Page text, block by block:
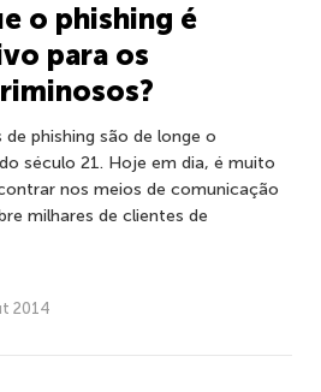
o phishing é
para os
de phishing são de longe o
século 21. Hoje em dia, é muito
nos meios de comunicação
milhares de clientes de
2014